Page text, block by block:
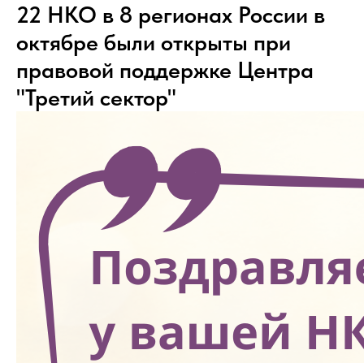
22 НКО в 8 регионах России в
октябре были открыты при
правовой поддержке Центра
"Третий сектор"